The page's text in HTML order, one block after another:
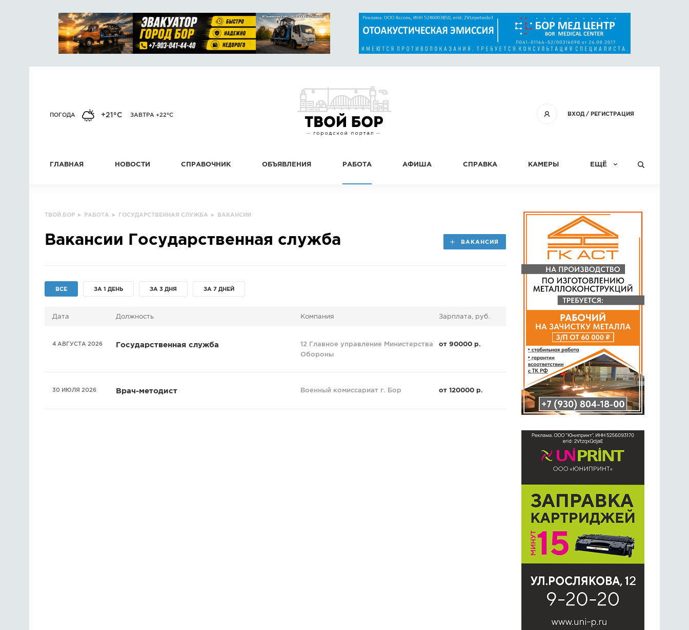
ВХОД/ РЕГИСТРАЦИЯ
ПОГОДА +21°C ЗАВТРА +22°C
ГЛАВНАЯ НОВОСТИ СПРАВОЧНИК ОБЪЯВЛЕНИЯ РАБОТА АФИША СПРАВКА КАМЕРЫ ЕЩЁ
СТАТЬИ
ГОЛОСОВАНИЯ
ПРЕДЛОЖИТЬ НОВОСТЬ
ФОТО
ТВОЙ БОР ▸ РАБОТА ▸ ГОСУДАРСТВЕННАЯ СЛУЖБА ▸ ВАКАНСИИ
Вакансии Государственная служба ВАКАНСИЯ
ВСЕ ЗА 1 ДЕНЬ ЗА 3 ДНЯ ЗА 7 ДНЕЙ
Дата Должность Компания Зарплата, руб.
4 АВГУСТА 2026 Государственная служба
12 Главное управление Министерства
Обороны
от 90000 р.
30 ИЮЛЯ 2026 Врач-методист Военный комиссариат г. Бор от 120000 р.